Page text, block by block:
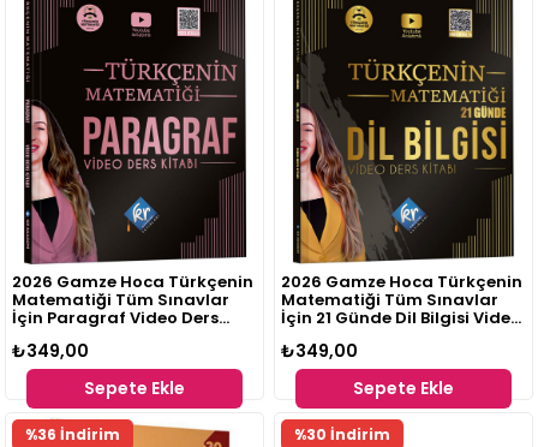
2026 Gamze Hoca Türkçenin
Matematiği Tüm Sınavlar
İçin Paragraf Video Ders
₺349,00
Sepete Ekle
2026 Gamze Hoca Türkçenin
Matematiği Tüm Sınavlar
İçin 21 Günde Dil Bilgisi Video
₺349,00
Sepete Ekle
%36 İndirim %30 İndirim